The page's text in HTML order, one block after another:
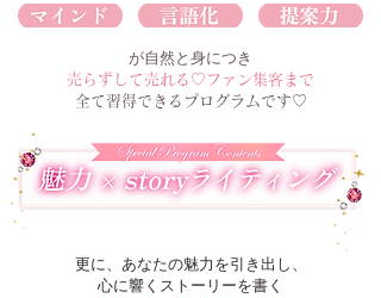
​が自然と身につき
売らずして売れる♡ ファン集客まで
全て習得できるプログラムです♡
更に、あなたの魅力を引き出し、
心に響くストーリーを書く